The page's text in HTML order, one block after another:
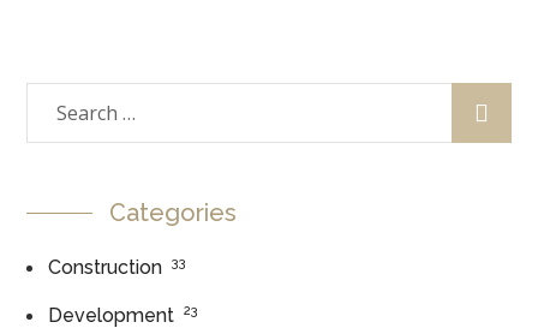
Categories
Construction 33
Development 23